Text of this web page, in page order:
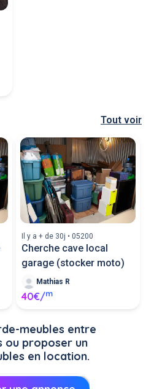
Tout voir
Il y a + de 30j • 05200
Cherche cave local
garage (stocker moto)
Mathias R
40€/m
meubles entre
ou proposer un
en location.